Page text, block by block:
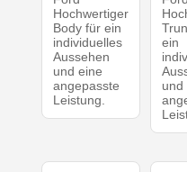
Hochwertiger
Body für ein
individuelles
Aussehen
und eine
angepasste
Leistung.
ein
und